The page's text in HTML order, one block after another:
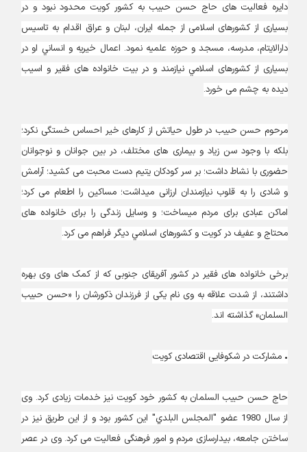
دایره فعالیت های حاج حسن حبیب به کشور کویت محدود نبود و در
بسیاری از کشورهای اسلامی از جمله ایران، لبنان و عراق اقدام به تاسیس
دارالایتام، مدرسه، مسجد و حوزه علمیه نمود. اعمال خیریه و انساني او در
بسیاری از کشورهای اسلامي نیازمند و در بیت خانواده های فقیر و اسیب
دیده به چشم می خورد.
مرحوم حسن حبيب در طول حیاتش از کارهای خیر احساس خستگی نکرد؛
بلکه با وجود سن زیاد و بیماری های مختلف، در بین جوانان و نوجوانان
حضوری با نشاط داشت؛ بر سر کودکان یتیم دست محبت می کشید؛ آرامش
و شادی را به قلوب نیازمندان ارزانی می‏داشت؛ مساكين را اطعام می کرد؛
اماکن عبادی برای مردم می‏ساخت؛ و وسایل زندگی را برای خانواده های
محتاج و عفیف در کویت و کشورهای اسلامي دیگر فراهم می کرد.
برخی خانواده های فقیر در کشور آفریقای جنوبی که از کمک های وی بهره
داشتند، از شدت علاقه به وی نام یکی از فرزندان ذکورشان را «حسن حبيب
السلمان» گذاشته اند.
• مشارکت در شکوفایی اقتصادی کویت
حاج حسن حبيب السلمان به کشور خود کویت نیز خدمات زیادی کرد. وی
از سال 1980 عضو "المجلس البلدي" این کشور بود و از این طریق نیز در
ساختن جامعه، بیدارسازی مردم و امور فرهنگی فعالیت می کرد. وی در عصر